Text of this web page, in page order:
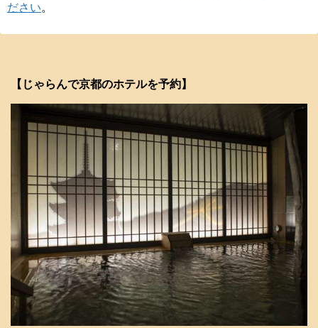
ださい。
【じゃらんで京都のホテルを予約】